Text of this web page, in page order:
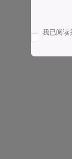
我已阅读